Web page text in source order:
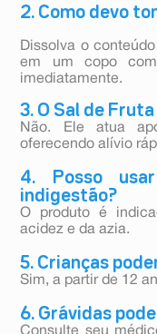
2. Como devo
Dissolva o
em um copo
imediatamente.
3. O Sal de
Não. Ele atua
oferecendo alívio
4. Posso
indigestão?
O produto é
acidez e da azia.
5. Crianças
Sim, a partir de 12
6. Grávidas
Consulte seu